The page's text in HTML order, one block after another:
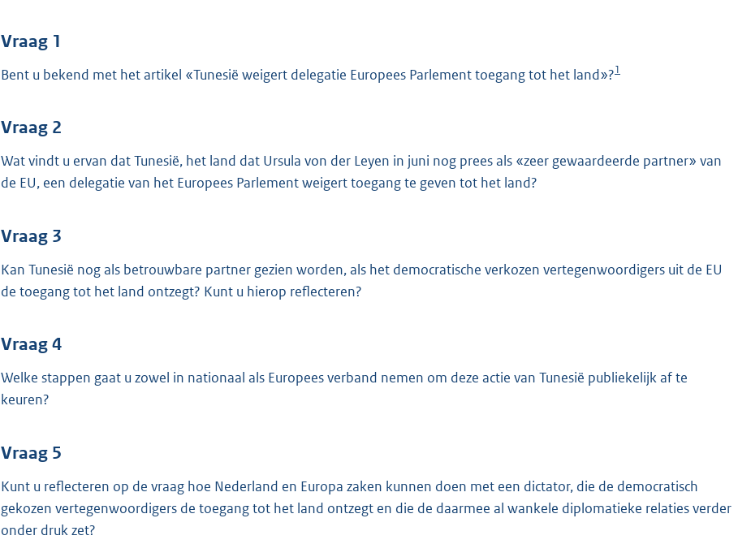
o
e
b
Vraag 1
Bent u bekend met het artikel «Tunesië weigert delegatie Europees Parlement toegang tot het land»?1
Vraag 2
Wat vindt u ervan dat Tunesië, het land dat Ursula von der Leyen in juni nog prees als «zeer gewaardeerde partner» van
de EU, een delegatie van het Europees Parlement weigert toegang te geven tot het land?
Vraag 3
Kan Tunesië nog als betrouwbare partner gezien worden, als het democratische verkozen vertegenwoordigers uit de EU
de toegang tot het land ontzegt? Kunt u hierop reflecteren?
Vraag 4
Welke stappen gaat u zowel in nationaal als Europees verband nemen om deze actie van Tunesië publiekelijk af te
keuren?
Vraag 5
Kunt u reflecteren op de vraag hoe Nederland en Europa zaken kunnen doen met een dictator, die de democratisch
gekozen vertegenwoordigers de toegang tot het land ontzegt en die de daarmee al wankele diplomatieke relaties verder
onder druk zet?